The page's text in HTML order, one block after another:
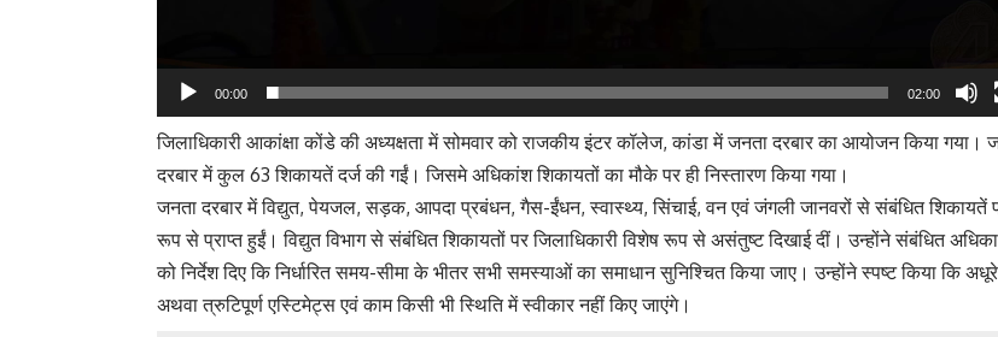
00:00 02:00
जिलाधिकारी आकांक्षा कोंडे की अध्यक्षता में सोमवार को राजकीय इंटर कॉलेज, कांडा में जनता दरबार का आयोजन किया गया।
दरबार में कुल 63 शिकायतें दर्ज की गईं। जिसमे अधिकांश शिकायतों का मौके पर ही निस्तारण किया गया।
जनता दरबार में विद्युत, पेयजल, सड़क, आपदा प्रबंधन, गैस-ईंधन, स्वास्थ्य, सिंचाई, वन एवं जंगली जानवरों से संबंधित शिकायतें
रूप से प्राप्त हुईं। विद्युत विभाग से संबंधित शिकायतों पर जिलाधिकारी विशेष रूप से असंतुष्ट दिखाई दीं। उन्होंने संबंधित
को निर्देश दिए कि निर्धारित समय-सीमा के भीतर सभी समस्याओं का समाधान सुनिश्चित किया जाए। उन्होंने स्पष्ट किया कि अधूरे
अथवा त्रुटिपूर्ण एस्टिमेट्स एवं काम किसी भी स्थिति में स्वीकार नहीं किए जाएंगे।